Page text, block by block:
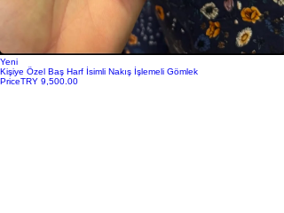
Yeni
Kişiye Özel Baş Harf İsimli Nakış İşlemeli Gömlek
PriceTRY 9,500.00